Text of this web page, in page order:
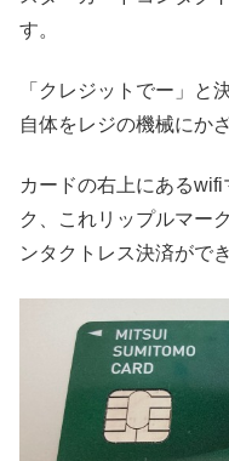
す。
「クレジットでー」と
自体をレジの機械にか
カードの右上にある
ク、これリップルマー
ンタクトレス決済がで